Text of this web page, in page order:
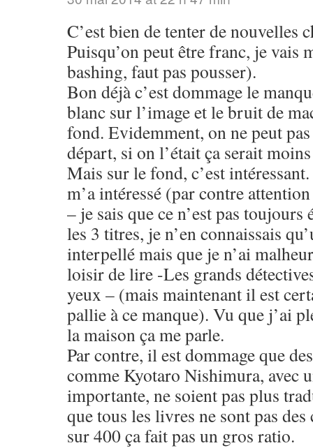
C’est bien de tenter de nouvelles
Puisqu’on peut être franc, je vais
bashing, faut pas pousser).
Bon déjà c’est dommage le
blanc sur l’image et le bruit de
fond. Evidemment, on ne peut
départ, si on l’était ça serait
Mais sur le fond, c’est
m’a intéressé (par contre
– je sais que ce n’est pas
les 3 titres, je n’en connaissais
interpellé mais que je n’ai
loisir de lire -Les grands
yeux – (mais maintenant il est
pallie à ce manque). Vu que j’ai
la maison ça me parle.
Par contre, il est dommage que
comme Kyotaro Nishimura, avec
importante, ne soient pas plus
que tous les livres ne sont pas
sur 400 ça fait pas un gros ratio.